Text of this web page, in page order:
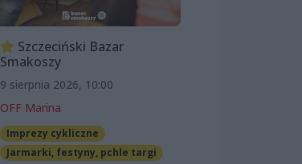
Szczeciński Bazar
Smakoszy
9 sierpnia 2026, 10:00
OFF Marina
Imprezy cykliczne
Jarmarki, festyny, pchle targi